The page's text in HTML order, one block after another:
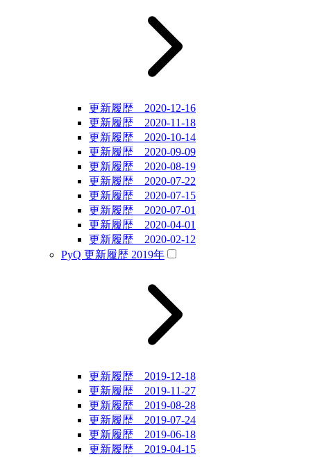
更新履歴 2020-12-16
更新履歴 2020-11-18
更新履歴 2020-10-14
更新履歴 2020-09-09
更新履歴 2020-08-19
更新履歴 2020-07-22
更新履歴 2020-07-15
更新履歴 2020-07-01
更新履歴 2020-04-01
更新履歴 2020-02-12
PyQ 更新履歴 2019年
更新履歴 2019-12-18
更新履歴 2019-11-27
更新履歴 2019-08-28
更新履歴 2019-07-24
更新履歴 2019-06-18
更新履歴 2019-04-15